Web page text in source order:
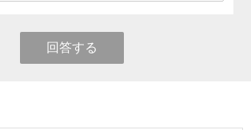
回答する